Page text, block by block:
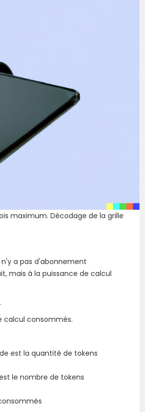
maximum. Décodage de la grille
a pas d'abonnement
mais à la puissance de calcul
calcul consommés.
est la quantité de tokens
le nombre de tokens